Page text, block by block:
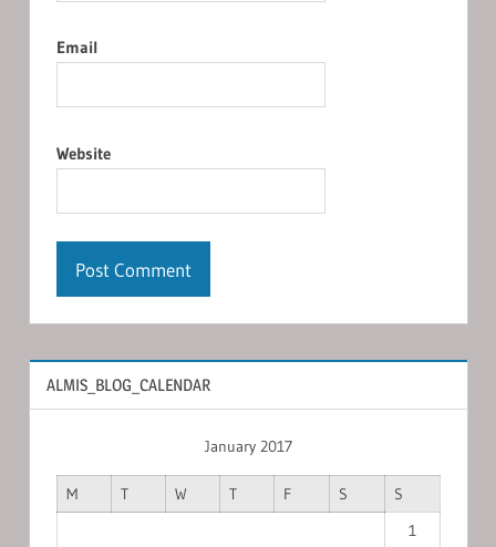
Email
Website
ALMIS_BLOG_CALENDAR
January 2017
M T W T F S
S
1